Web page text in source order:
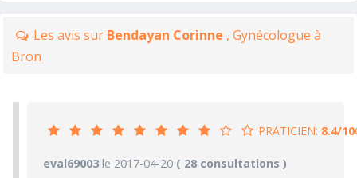
Les avis sur Bendayan Corinne , Gynécologue à
Bron
PRATICIEN: 8.4/10
PRATICIEN8.4/10
eval69003 le 2017-04-20 ( 28 consultations )